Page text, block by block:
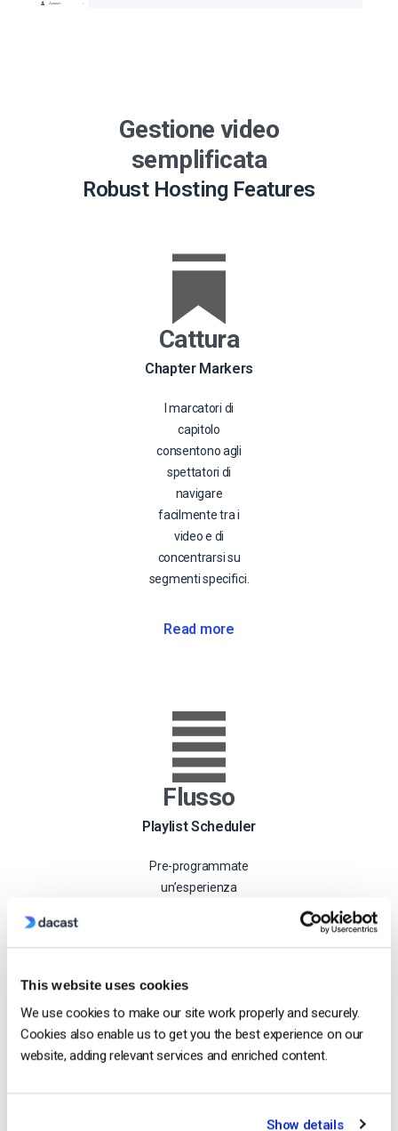
This website uses cookies
We use cookies to make our site work properly and securely.
Cookies also enable us to get you the best experience on our
website, adding relevant services and enriched content.
Show details
Gestione video
semplificata
Robust Hosting Features
Cattura
Chapter Markers
I marcatori di
capitolo
consentono agli
spettatori di
navigare
facilmente tra i
video e di
concentrarsi su
segmenti specifici.
Read more
Flusso
Playlist Scheduler
Pre-programmate
un’esperienza
vostri contenuti
24 ore su 24, 7
giorni su 7.
Let's Go